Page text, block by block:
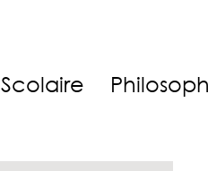
Scolaire